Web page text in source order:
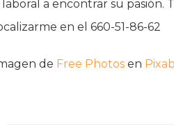
laboral a encontrar su pasión.
en el 660-51-86-62
de Free Photos en